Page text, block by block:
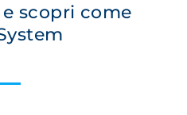
scopri come